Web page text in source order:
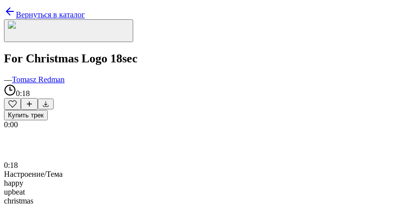
Вернуться в каталог
For Christmas Logo 18sec
—Tomasz Redman
0:18
Купить трек
0:00
0:18
Настроение/Тема
happy
upbeat
christmas